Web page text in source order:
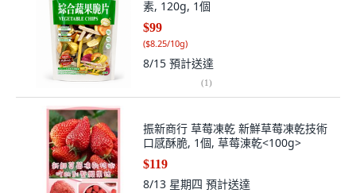
素, 120g, 1個
$99
($8.25/10g)
8/15 預計送達
(1)
振新商行 草莓凍乾 新鮮草莓凍乾技術
口感酥脆, 1個, 草莓涷乾<100g>
$119
8/13 星期四 預計送達